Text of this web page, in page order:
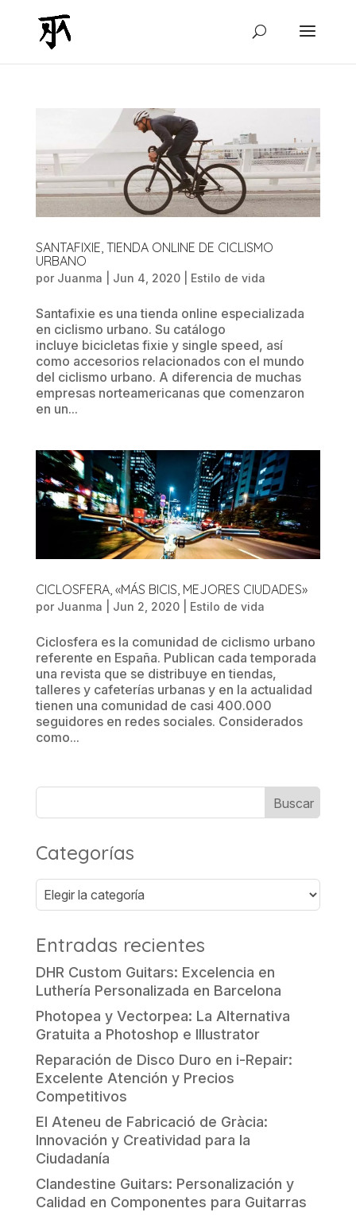
SANTAFIXIE, TIENDA ONLINE DE CICLISMO
URBANO
por Juanma Jun 4, 2020| Estilo de vida
Santafixie es una tienda online especializada
en ciclismo urbano. Su catálogo
incluye bicicletas fixie y single speed, así
como accesorios relacionados con el mundo
del ciclismo urbano. A diferencia de muchas
empresas norteamericanas que comenzaron
en un...
CICLOSFERA, «MÁS BICIS, MEJORES CIUDADES»
por Juanma Jun 2, 2020| Estilo de vida
Ciclosfera es la comunidad de ciclismo urbano
referente en España. Publican cada temporada
una revista que se distribuye en tiendas,
talleres y cafeterías urbanas y en la actualidad
tienen una comunidad de casi 400.000
seguidores en redes sociales. Considerados
como...
Categorías
Categorías
Entradas recientes
DHR Custom Guitars: Excelencia en
Luthería Personalizada en Barcelona
Photopea y Vectorpea: La Alternativa
Gratuita a Photoshop e Illustrator
Reparación de Disco Duro en i-Repair:
Excelente Atención y Precios
Competitivos
El Ateneu de Fabricació de Gràcia:
Innovación y Creatividad para la
Ciudadanía
Clandestine Guitars: Personalización y
Calidad en Componentes para Guitarras